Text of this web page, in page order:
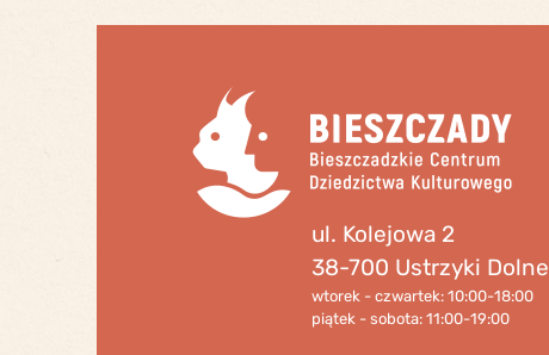
ul. Kolejowa 2
38-700 Ustrzyki Dolne
wtorek - czwartek: 10:00-18:00
piątek - sobota: 11:00-19:00